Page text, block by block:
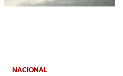
NACIONAL